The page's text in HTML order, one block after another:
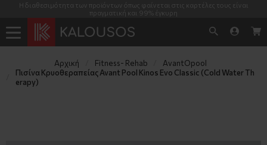
Η διαθεσιμότητα των προϊόντων όπως φαίνεται στις καρτέλες τους είναι
πραγματική και 99% έγκυρη
Αρχική Fitness- Rehab
AvantOpool
Πισίνα Κρυοθεραπείας Avant Pool Kinos Evo Classic (Cold Water Th
erapy)